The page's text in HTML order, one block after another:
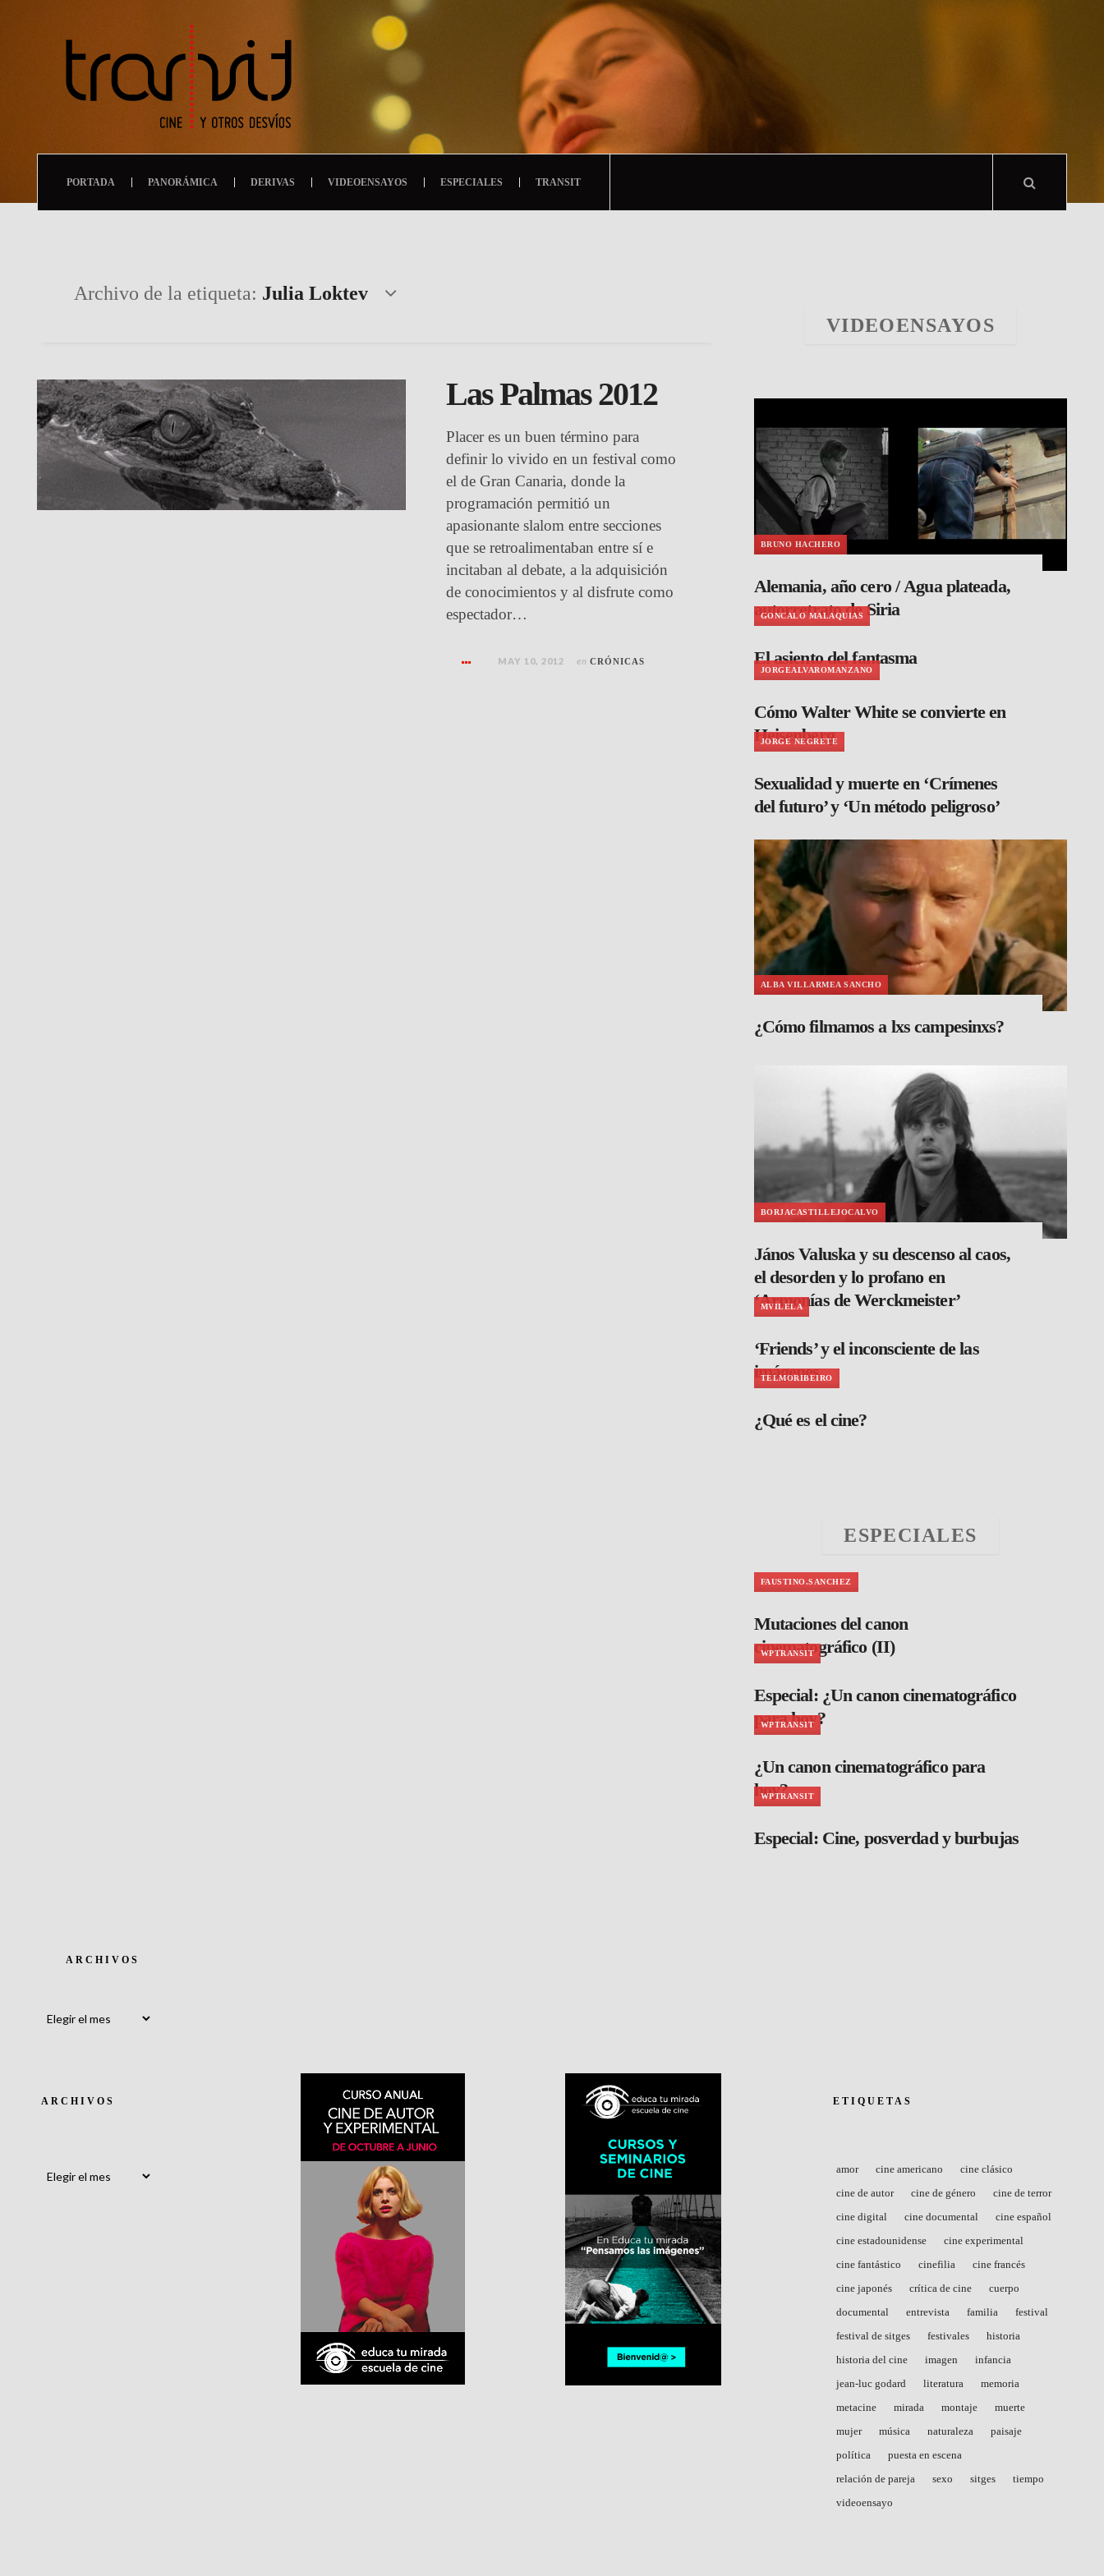
PORTADA PANORÁMICA DERIVAS VIDEOENSAYOS ESPECIALES TRANSIT
Archivo de la etiqueta: Julia Loktev
Las Palmas 2012
Placer es un buen término para
definir lo vivido en un festival como
el de Gran Canaria, donde la
programación permitió un
apasionante slalom entre secciones
que se retroalimentaban entre sí e
incitaban al debate, a la adquisición
de conocimientos y al disfrute como
espectador…
MAY 10, 2012 en CRÓNICAS
VIDEOENSAYOS
BRUNO HACHERO
Alemania, año cero / Agua plateada,
autorretrato de Siria
GONCALO MALAQUIAS
El asiento del fantasma
JORGEALVAROMANZANO
Cómo Walter White se convierte en
Heisenberg
JORGE NEGRETE
Sexualidad y muerte en ‘Crímenes
del futuro’ y ‘Un método peligroso’
ALBA VILLARMEA SANCHO
¿Cómo filmamos a lxs campesinxs?
BORJACASTILLEJOCALVO
János Valuska y su descenso al caos,
el desorden y lo profano en
‘Armonías de Werckmeister’
MVILELA
‘Friends’ y el inconsciente de las
imágenes
TELMORIBEIRO
¿Qué es el cine?
ESPECIALES
FAUSTINO.SANCHEZ
Mutaciones del canon
cinematográfico (II)
WPTRANSIT
Especial: ¿Un canon cinematográfico
para hoy?
WPTRANSIT
¿Un canon cinematográfico para
hoy?
WPTRANSIT
Especial: Cine, posverdad y burbujas
ARCHIVOS
ARCHIVOS ETIQUETAS
amor cine americano
cine clásico
cine de autor
cine de género
cine de terror
cine digital
cine documental
cine español
cine estadounidense
cine experimental
cine fantástico
cinefilia
cine francés
cine japonés
crítica de cine
cuerpo
documental
entrevista familia
festival
festival de sitges
festivales
historia
historia del cine
imagen
infancia
jean-luc godard
literatura
memoria
metacine
mirada montaje
muerte
mujer
música naturaleza
paisaje
política
puesta en escena
relación de pareja
sexo sitges
tiempo
videoensayo